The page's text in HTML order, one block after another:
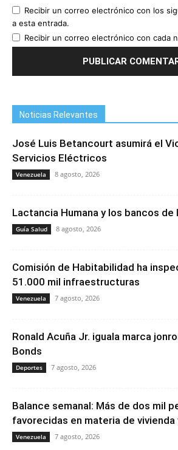
Recibir un correo electrónico con los
a esta entrada.
Recibir un correo electrónico con cada
Noticias Relevantes
José Luis Betancourt asumirá el
Servicios Eléctricos
Venezuela 8 agosto, 2026
Lactancia Humana y los bancos de
Guía Salud 8 agosto, 2026
Comisión de Habitabilidad ha
51.000 mil infraestructuras
Venezuela 7 agosto, 2026
Ronald Acuña Jr. iguala marca
Bonds
Deportes 7 agosto, 2026
Balance semanal: Más de dos mil
favorecidas en materia de vivienda
Venezuela 7 agosto, 2026